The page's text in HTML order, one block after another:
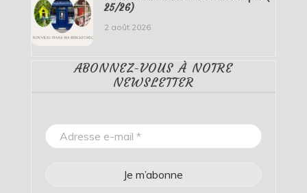
25/26)
2 août 2026
ABONNEZ-VOUS À NOTRE
NEWSLETTER